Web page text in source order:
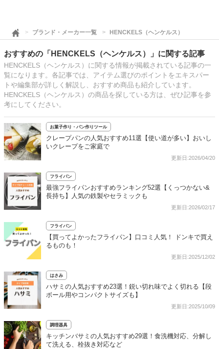
ブランド・メーカー一覧 HENCKELS（ヘンケルス）
おすすめの「HENCKELS（ヘンケルス）」に関する記事
HENCKELS（ヘンケルス）に関する情報が掲載されている記事の一
覧になります。各記事では、アイテム選びのポイントをエキスパー
トや編集部が詳しく解説し、おすすめ商品も紹介しています。
HENCKELS（ヘンケルス）の商品を探している方は、ぜひ記事を参
考にしてください。
お菓子作り・パン作りツール
クレープパンの人気おすすめ11選【使い道が多い】おいし
いクレープをご家庭で
更新日:2026/04/20
フライパン
最強フライパンおすすめランキング52選【くっつかない&
長持ち】人気の鉄製やセラミックも
更新日:2026/02/17
フライパン
【買ってよかったフライパン】口コミ人気！ ドンキで買え
るものも！
更新日:2025/12/02
はさみ
ハサミの人気おすすめ23選！鋭い切れ味でよく切れる【段
ボール用やコンパクトサイズも】
更新日:2025/10/09
調理器具
キッチンバサミの人気おすすめ29選！食洗機対応、分解し
て洗える、栓抜き対応など